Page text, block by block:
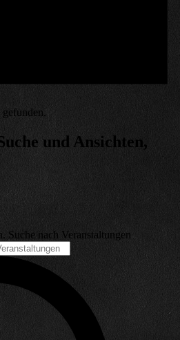
gefunden.
und Ansichten,
Suche nach Veranstaltungen